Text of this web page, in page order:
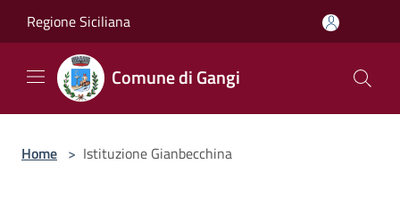
Regione Siciliana
Comune di Gangi
Home > Istituzione Gianbecchina